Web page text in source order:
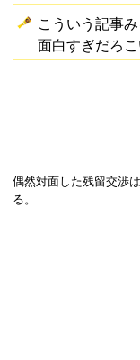
こういう記事
面白すぎだろ
偶然対面した残留交渉
る。